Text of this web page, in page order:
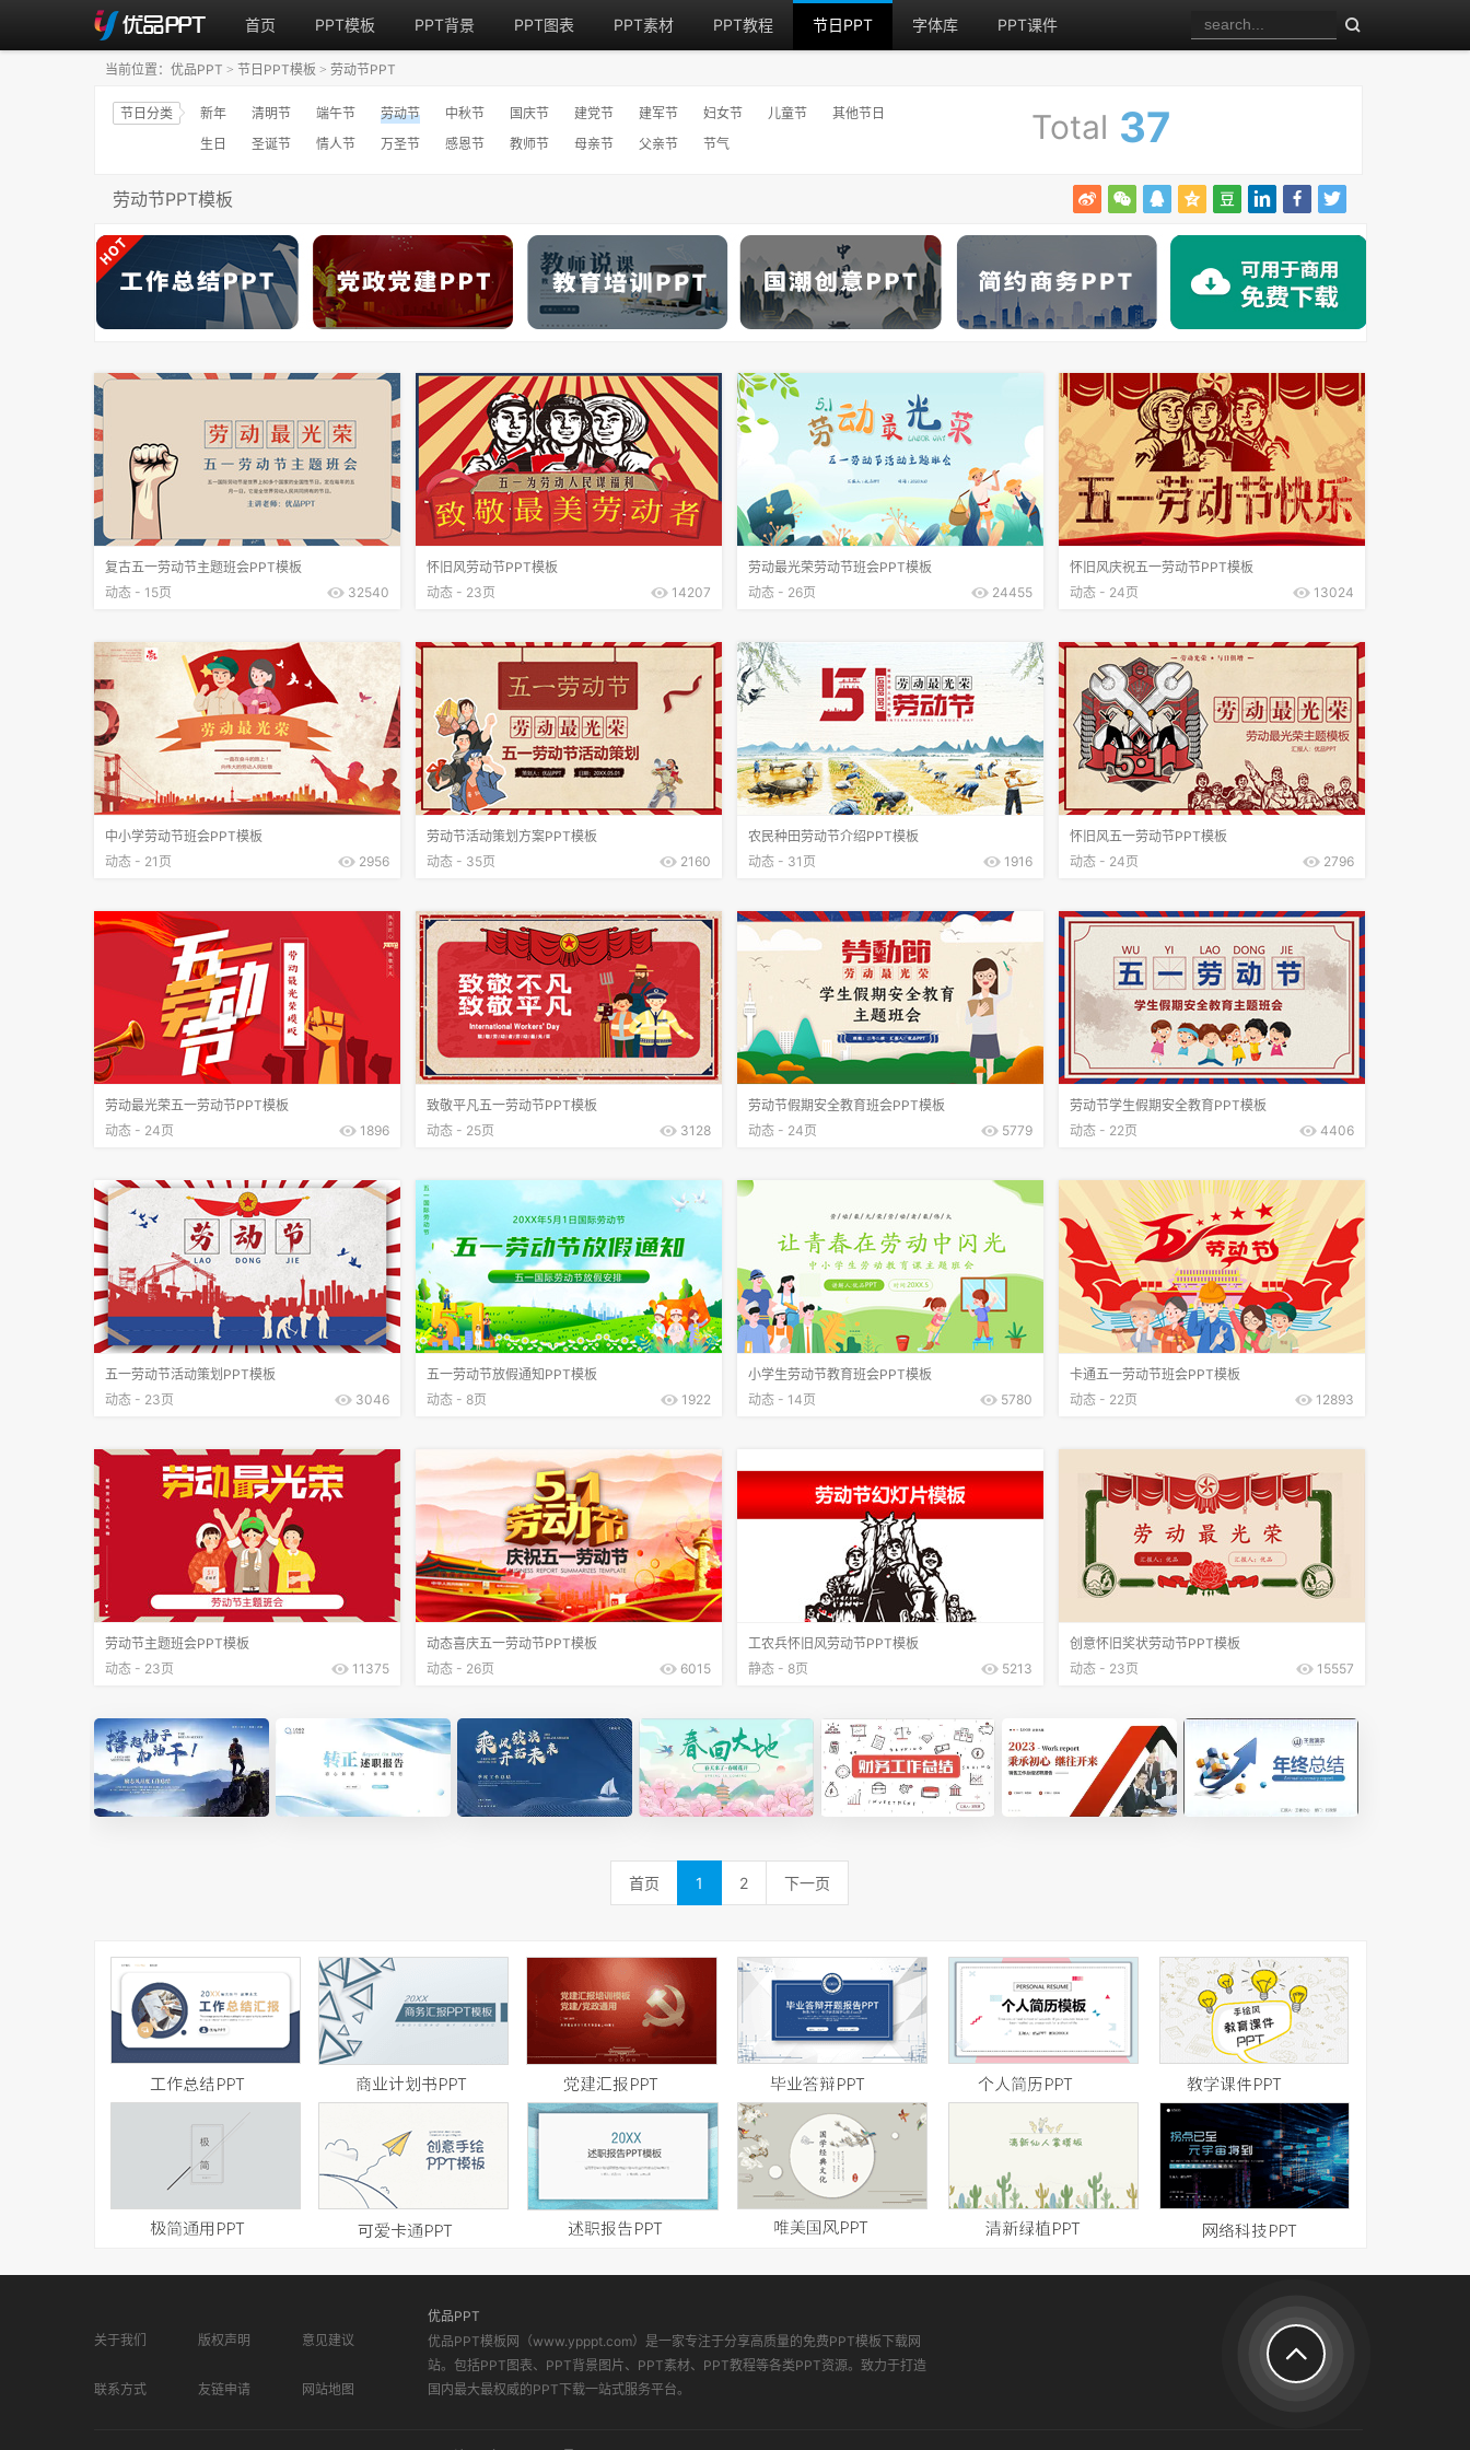
首页 PPT模板 PPT背景 PPT图表 PPT素材 PPT教程 节日PPT 字体库 PPT课件
当前位置： 优品PPT > 节日PPT模板 > 劳动节PPT
节日分类 新年 清明节 端午节 劳动节 中秋节 国庆节 建党节 建军节 妇女节 儿童节
其他节日
生日
圣诞节 情人节 万圣节 感恩节 教师节 母亲节 父亲节 节气 37
Total
劳动节PPT模板
复古五一劳动节主题班会PPT模板
动态 - 15页
32540
怀旧风劳动节PPT模板
动态 - 23页
14207
劳动最光荣劳动节班会PPT模板
动态 - 26页
24455
怀旧风庆祝五一劳动节PPT模板
动态 - 24页
13024
中小学劳动节班会PPT模板
动态 - 21页
2956
劳动节活动策划方案PPT模板
动态 - 35页
2160
农民种田劳动节介绍PPT模板
动态 - 31页
1916
怀旧风五一劳动节PPT模板
动态 - 24页
2796
劳动最光荣五一劳动节PPT模板
动态 - 24页
1896
致敬平凡五一劳动节PPT模板
动态 - 25页
3128
劳动节假期安全教育班会PPT模板
动态 - 24页
5779
劳动节学生假期安全教育PPT模板
动态 - 22页
4406
五一劳动节活动策划PPT模板
动态 - 23页
3046
五一劳动节放假通知PPT模板
动态 - 8页
1922
小学生劳动节教育班会PPT模板
动态 - 14页
5780
卡通五一劳动节班会PPT模板
动态 - 22页
12893
劳动节主题班会PPT模板
动态 - 23页
11375
动态喜庆五一劳动节PPT模板
动态 - 26页
6015
工农兵怀旧风劳动节PPT模板
静态 - 8页
5213
创意怀旧奖状劳动节PPT模板
动态 - 23页
15557
首页 1 2 下一页
关于我们 版权声明 意见建议
联系方式 友链申请 网站地图
优品PPT
优品PPT模板网（www.ypppt.com）是一家专注于分享高质量的免费PPT模板下载网
站。包括PPT图表、PPT背景图片、PPT素材、PPT教程等各类PPT资源。致力于打造
国内最大最权威的PPT下载一站式服务平台。